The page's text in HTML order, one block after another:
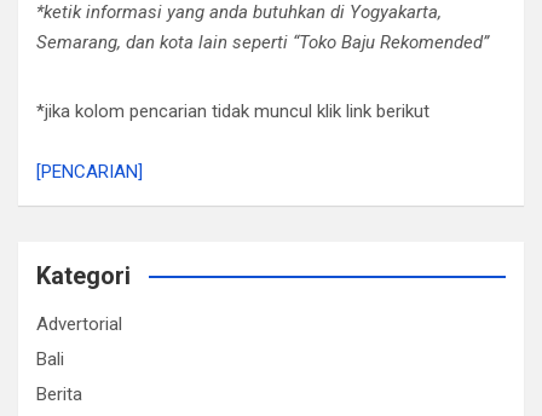
*ketik informasi yang anda butuhkan di Yogyakarta,
Semarang, dan kota lain seperti “Toko Baju Rekomended”
*jika kolom pencarian tidak muncul klik link berikut
[PENCARIAN]
Kategori
Advertorial
Bali
Berita